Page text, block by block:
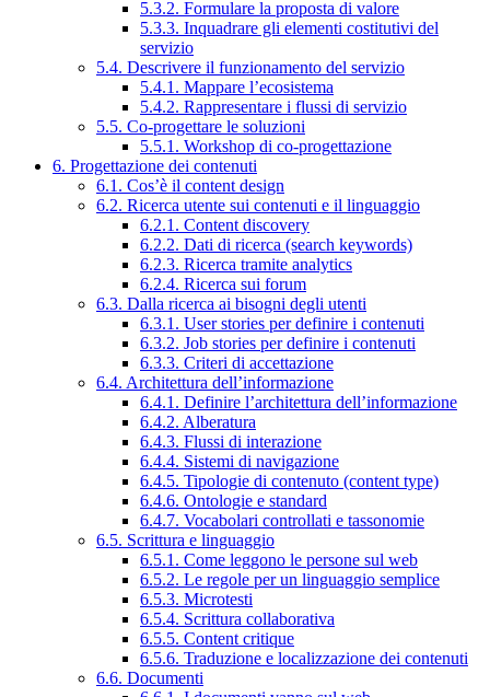
5.3.2. Formulare la proposta di valore
5.3.3. Inquadrare gli elementi costitutivi del
servizio
5.4. Descrivere il funzionamento del servizio
5.4.1. Mappare l’ecosistema
5.4.2. Rappresentare i flussi di servizio
5.5. Co-progettare le soluzioni
5.5.1. Workshop di co-progettazione
6. Progettazione dei contenuti
6.1. Cos’è il content design
6.2. Ricerca utente sui contenuti e il linguaggio
6.2.1. Content discovery
6.2.2. Dati di ricerca (search keywords)
6.2.3. Ricerca tramite analytics
6.2.4. Ricerca sui forum
6.3. Dalla ricerca ai bisogni degli utenti
6.3.1. User stories per definire i contenuti
6.3.2. Job stories per definire i contenuti
6.3.3. Criteri di accettazione
6.4. Architettura dell’informazione
6.4.1. Definire l’architettura dell’informazione
6.4.2. Alberatura
6.4.3. Flussi di interazione
6.4.4. Sistemi di navigazione
6.4.5. Tipologie di contenuto (content type)
6.4.6. Ontologie e standard
6.4.7. Vocabolari controllati e tassonomie
6.5. Scrittura e linguaggio
6.5.1. Come leggono le persone sul web
6.5.2. Le regole per un linguaggio semplice
6.5.3. Microtesti
6.5.4. Scrittura collaborativa
6.5.5. Content critique
6.5.6. Traduzione e localizzazione dei contenuti
6.6. Documenti